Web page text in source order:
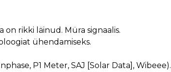
on rikki läinud. Müra signaalis.
ühendamiseks.
P1 Meter, SAJ [Solar Data], Wibeee).